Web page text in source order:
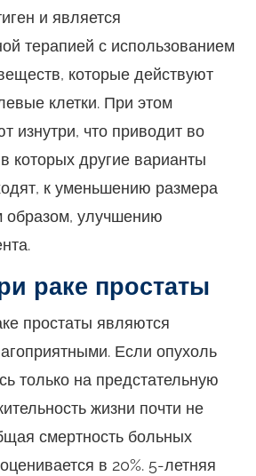
и является
терапией с использованием
которые действуют
клетки. При этом
изнутри, что приводит во
которых другие варианты
к уменьшению размера
образом, улучшению
раке простаты
простаты являются
Если опухоль
только на предстательную
жизни почти не
смертность больных
в 20%. 5-летняя